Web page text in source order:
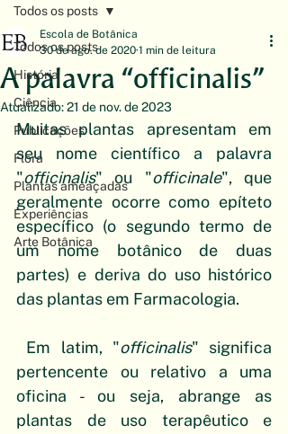
Todos os posts
História
Ciência
Publicações
Flora
Plantas ameaçadas
Experiências
Arte Botânica
Todos os posts
A palavra “officinalis”
Escola de Botânica
30 de ago. de 2020 1 min de leitura
Atualizado:21 de nov. de 2023
Muitas plantas apresentam em
seu nome científico a palavra
"officinalis" ou "officinale", que
geralmente ocorre como epíteto
específico (o segundo termo de
um nome botânico de duas
partes) e deriva do uso histórico
das plantas em Farmacologia.
Em latim, "officinalis" significa
pertencente ou relativo a uma
oficina - ou seja, abrange as
plantas de uso terapêutico e